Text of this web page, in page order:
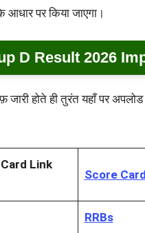
पर किया जाएगा।
D Result 2026
होते ही तुरंत यहाँ पर
Link
Score Card
RRBs